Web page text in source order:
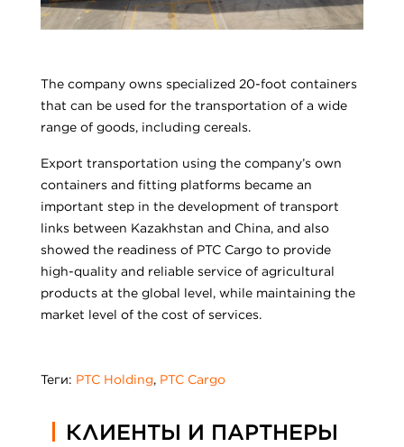
The company owns specialized 20-foot containers
that can be used for the transportation of a wide
range of goods, including cereals.
Export transportation using the company’s own
containers and fitting platforms became an
important step in the development of transport
links between Kazakhstan and China, and also
showed the readiness of PTC Cargo to provide
high-quality and reliable service of agricultural
products at the global level, while maintaining the
market level of the cost of services.
Теги: PTC Holding, PTC Cargo
КЛИЕНТЫ И ПАРТНЕРЫ